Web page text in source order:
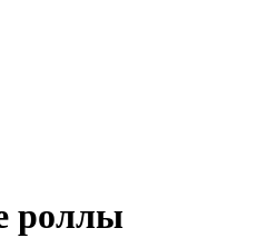
роллы